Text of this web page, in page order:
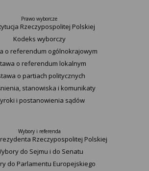
Prawo wyborcze
Rzeczypospolitej Polskiej​
Kodeks wyborczy
o referendum ogólnokrajowym
o referendum lokalnym
o partiach politycznych
stanowiska i komunikaty
i postanowienia sądów
Wybory i referenda
Rzeczypospolitej Polskiej
do Sejmu i do Senatu
do Parlamentu Europejskiego